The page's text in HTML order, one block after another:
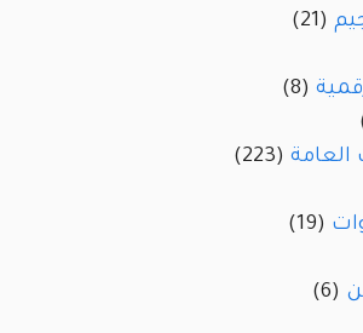
(21)
(8)
(223)
(19)
(6)